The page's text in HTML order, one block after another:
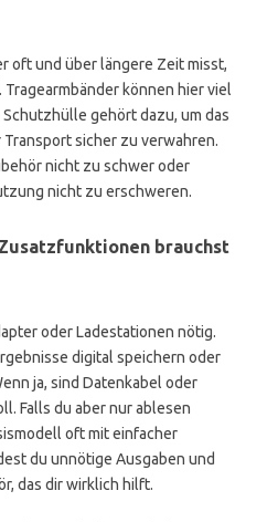
oft und über längere Zeit misst,
können hier viel
gehört dazu, um das
sicher zu verwahren.
nicht zu schwer oder
nicht zu erschweren.
brauchst
oder Ladestationen nötig.
digital speichern oder
ja, sind Datenkabel oder
Falls du aber nur ablesen
oft mit einfacher
du unnötige Ausgaben und
das dir wirklich hilft.